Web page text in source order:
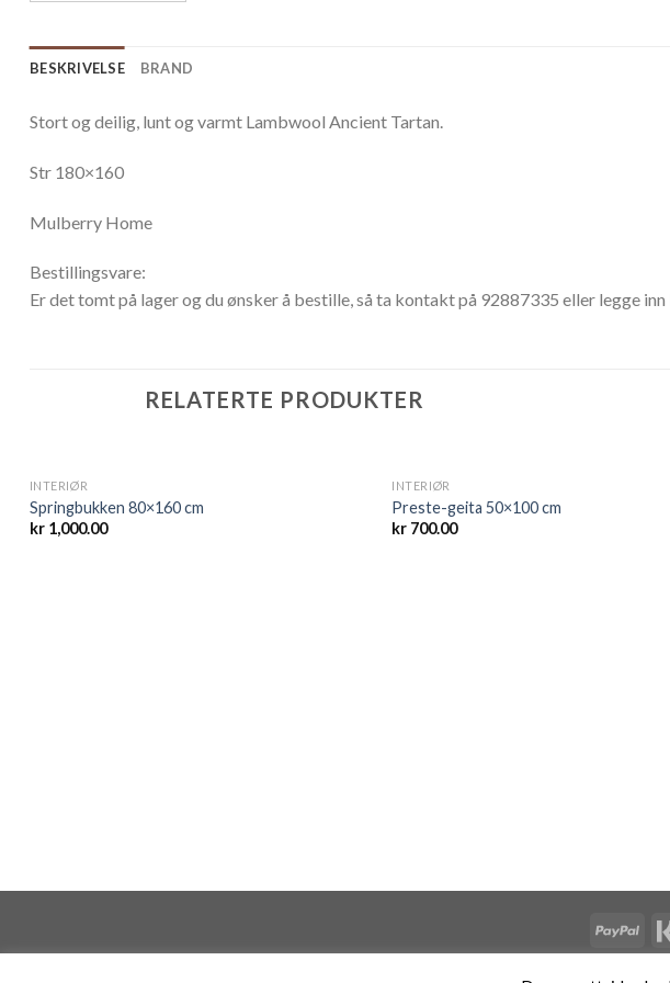
BESKRIVELSE BRAND
Stort og deilig, lunt og varmt Lambwool Ancient Tartan.
Str 180×160
Mulberry Home
Bestillingsvare:
Er det tomt på lager og du ønsker å bestille, så ta kontakt på 92887335 eller legge
RELATERTE PRODUKTER
INTERIØR
Springbukken 80×160 cm
kr1,000.00
INTERIØR
Preste-geita 50×100 cm
kr 700.00